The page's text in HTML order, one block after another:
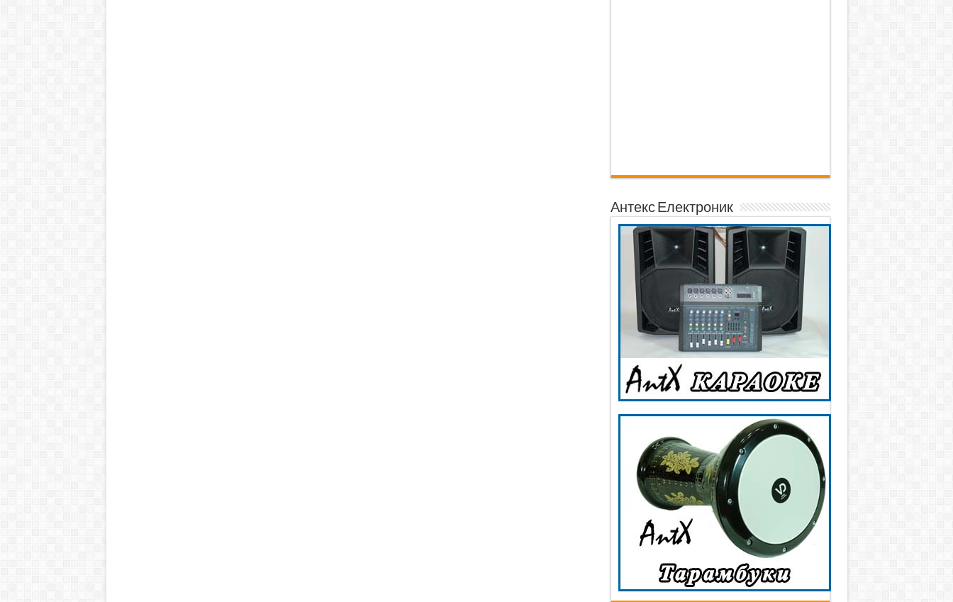
Антекс Електроник